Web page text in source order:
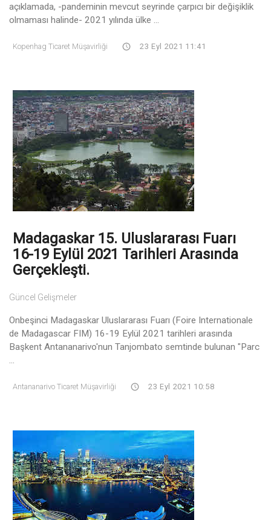
açıklamada, -pandeminin mevcut seyrinde çarpıcı bir değişiklik
olmaması halinde- 2021 yılında ülke ...
Kopenhag Ticaret Müşavirliği 23 Eyl 2021 11:41
Madagaskar 15. Uluslararası Fuarı
16-19 Eylül 2021 Tarihleri Arasında
Gerçekleşti.
Güncel Gelişmeler
Onbeşinci Madagaskar Uluslararası Fuarı (Foire Internationale
de Madagascar FIM) 16-19 Eylül 2021 tarihleri arasında
Başkent Antananarivo'nun Tanjombato semtinde bulunan "Parc
Antananarivo Ticaret Müşavirliği 23 Eyl 2021 10:58